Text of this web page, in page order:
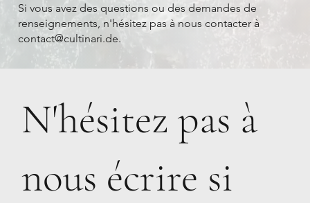
Si vous avez des questions ou des demandes de
renseignements, n'hésitez pas à nous contacter à
contact@cultinari.de.
N'hésitez pas à
nous écrire si